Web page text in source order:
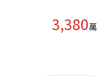
3,380萬